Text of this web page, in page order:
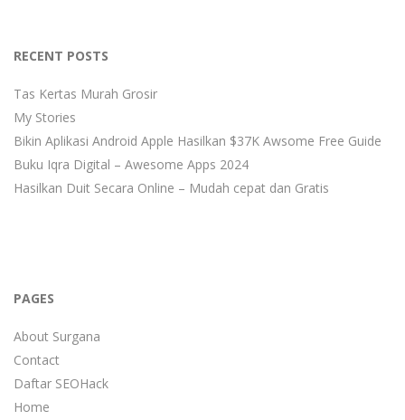
RECENT POSTS
Tas Kertas Murah Grosir
My Stories
Bikin Aplikasi Android Apple Hasilkan $37K Awsome Free Guide
Buku Iqra Digital – Awesome Apps 2024
Hasilkan Duit Secara Online – Mudah cepat dan Gratis
PAGES
About Surgana
Contact
Daftar SEOHack
Home